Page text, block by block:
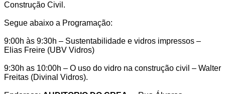
Construção Civil.
Segue abaixo a Programação:
9:00h às 9:30h – Sustentabilidade e vidros impressos –
Elias Freire (UBV Vidros)
9:30h as 10:00h – O uso do vidro na construção civil – Walter
Freitas (Divinal Vidros).